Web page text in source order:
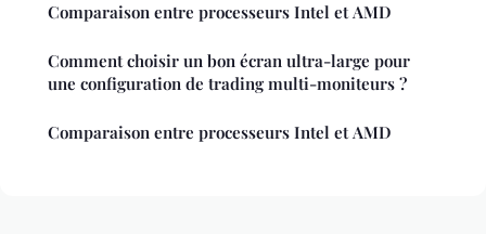
Comparaison entre processeurs Intel et AMD
Comment choisir un bon écran ultra-large pour
une configuration de trading multi-moniteurs ?
Comparaison entre processeurs Intel et AMD